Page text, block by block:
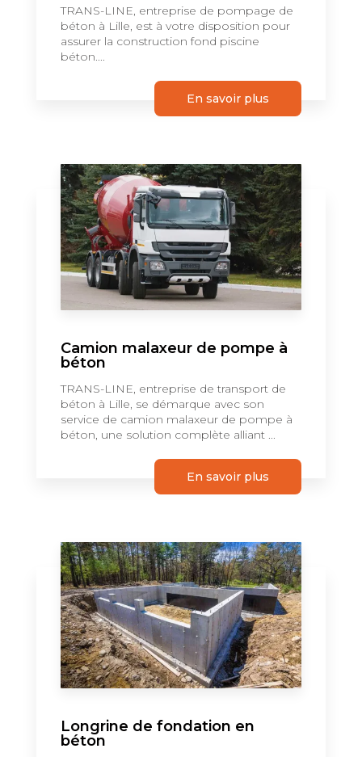
TRANS-LINE, entreprise de pompage de
béton à Lille, est à votre disposition pour
assurer la construction fond piscine
béton....
En savoir plus
Camion malaxeur de pompe à
béton
TRANS-LINE, entreprise de transport de
béton à Lille, se démarque avec son
service de camion malaxeur de pompe à
béton, une solution complète alliant ...
En savoir plus
Longrine de fondation en
béton